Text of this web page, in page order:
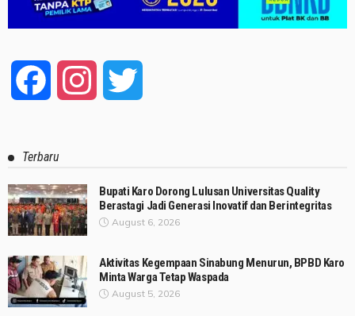
Facebook Instagram
Terbaru
Bupati Karo Dorong Lulusan Universitas Quality
Berastagi Jadi Generasi Inovatif dan Berintegritas
August 6, 2026
Aktivitas Kegempaan Sinabung Menurun, BPBD Karo
Minta Warga Tetap Waspada
August 5, 2026